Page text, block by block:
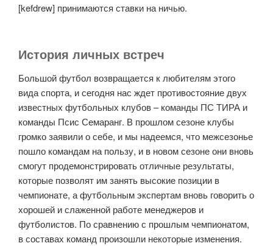
[kefdrew] принимаются ставки на ничью.
История личных встреч
Большой футбол возвращается к любителям этого
вида спорта, и сегодня нас ждет противостояние двух
известных футбольных клубов – команды ПС ТИРА и
команды Псис Семаранг. В прошлом сезоне клубы
громко заявили о себе, и мы надеемся, что межсезонье
пошло командам на пользу, и в новом сезоне они вновь
смогут продемонстрировать отличные результаты,
которые позволят им занять высокие позиции в
чемпионате, а футбольным экспертам вновь говорить о
хорошей и слаженной работе менеджеров и
футболистов. По сравнению с прошлым чемпионатом,
в составах команд произошли некоторые изменения.